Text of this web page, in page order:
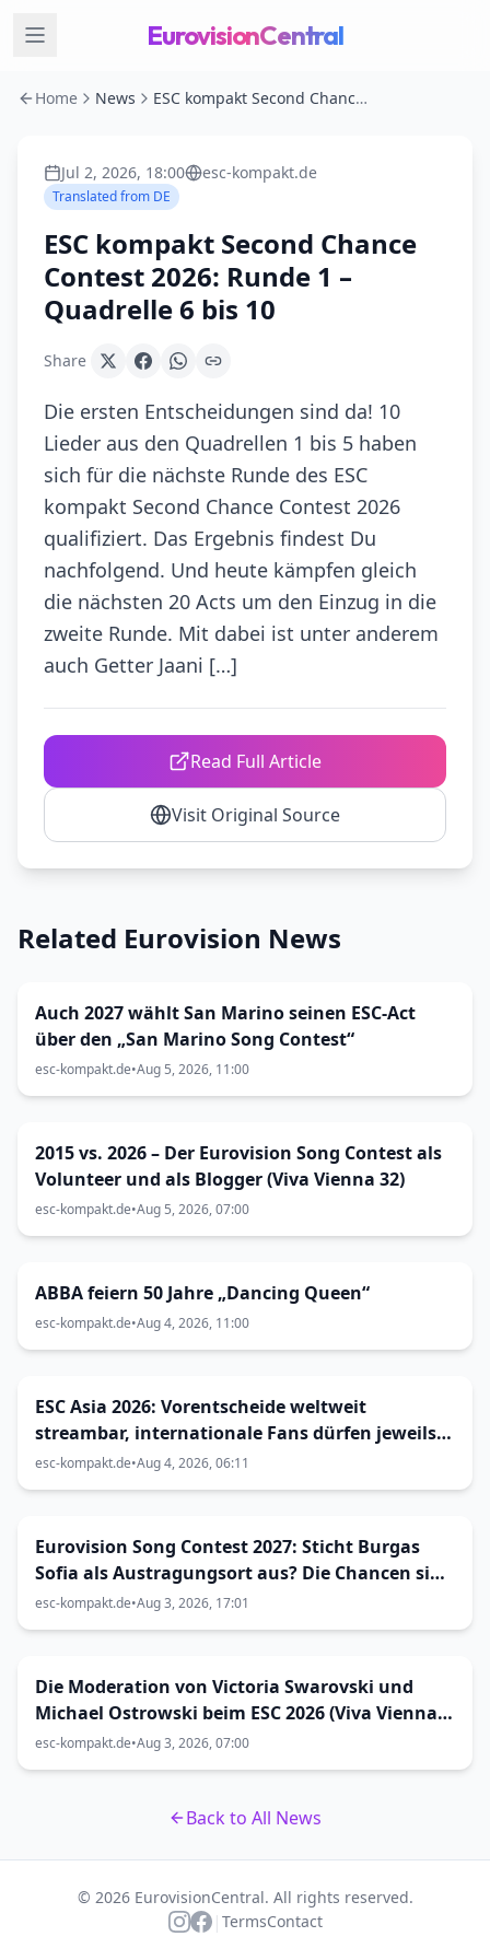
EurovisionCentral
Home News ESC kompakt Second Chance Contest 2026: Runde 1 – Quadrelle 6 bis 10
Jul 2, 2026, 18:00 esc-kompakt.de
Translated from DE
ESC kompakt Second Chance
Contest 2026: Runde 1 –
Quadrelle 6 bis 10
Share
Die ersten Entscheidungen sind da! 10
Lieder aus den Quadrellen 1 bis 5 haben
sich für die nächste Runde des ESC
kompakt Second Chance Contest 2026
qualifiziert. Das Ergebnis findest Du
nachfolgend. Und heute kämpfen gleich
die nächsten 20 Acts um den Einzug in die
zweite Runde. Mit dabei ist unter anderem
auch Getter Jaani […]
Read Full Article
Visit Original Source
Related Eurovision News
Auch 2027 wählt San Marino seinen ESC-Act
über den „San Marino Song Contest“
esc-kompakt.de•Aug 5, 2026, 11:00
2015 vs. 2026 – Der Eurovision Song Contest als
Volunteer und als Blogger (Viva Vienna 32)
esc-kompakt.de•Aug 5, 2026, 07:00
ABBA feiern 50 Jahre „Dancing Queen“
esc-kompakt.de•Aug 4, 2026, 11:00
ESC Asia 2026: Vorentscheide weltweit
streambar, internationale Fans dürfen jeweils
mitvoten
esc-kompakt.de•Aug 4, 2026, 06:11
Eurovision Song Contest 2027: Sticht Burgas
Sofia als Austragungsort aus? Die Chancen sind
größer als gedacht
esc-kompakt.de•Aug 3, 2026, 17:01
Die Moderation von Victoria Swarovski und
Michael Ostrowski beim ESC 2026 (Viva Vienna
31)
esc-kompakt.de•Aug 3, 2026, 07:00
Back to All News
© 2026 EurovisionCentral. All rights reserved.
| TermsContact